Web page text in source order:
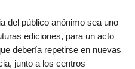
del público anónimo sea uno
ediciones, para un acto
debería repetirse en nuevas
junto a los centros